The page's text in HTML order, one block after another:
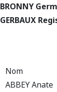
BRONNY
GERBAUX
Nom
ABBEY Anate